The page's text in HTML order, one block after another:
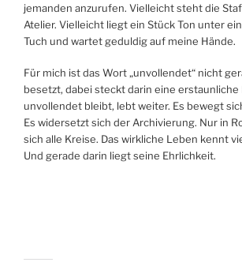
jemanden anzurufen. Vielleicht steht die
Atelier. Vielleicht liegt ein Stück Ton unter
Tuch und wartet geduldig auf meine Hände.
Für mich ist das Wort „unvollendet“ nicht
besetzt, dabei steckt darin eine erstaunliche
unvollendet bleibt, lebt weiter. Es bewegt
Es widersetzt sich der Archivierung. Nur in
sich alle Kreise. Das wirkliche Leben kennt
Und gerade darin liegt seine Ehrlichkeit.